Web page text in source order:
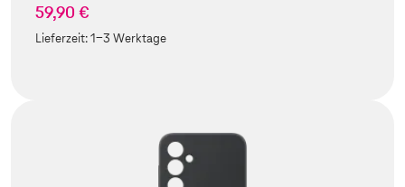
59,90 €
Lieferzeit:1-3 Werktage